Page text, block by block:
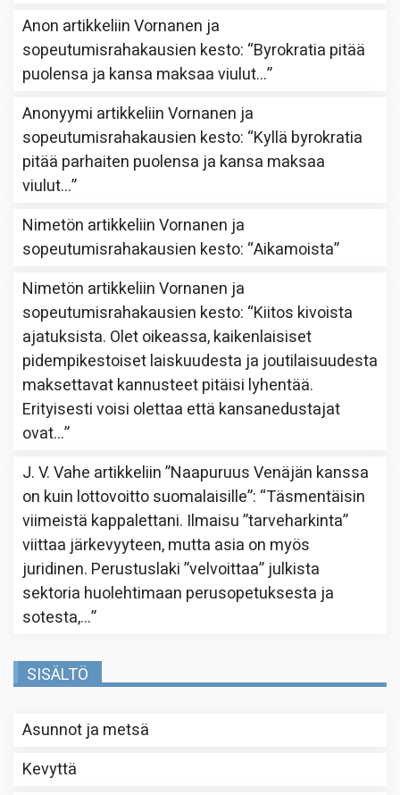
Anon artikkeliinVornanen ja
sopeutumisrahakausien kesto: “Byrokratia pitää
puolensa ja kansa maksaa viulut…”
Anonyymi artikkeliinVornanen ja
sopeutumisrahakausien kesto: “Kyllä byrokratia
pitää parhaiten puolensa ja kansa maksaa
viulut…”
Nimetön artikkeliinVornanen ja
sopeutumisrahakausien kesto: “Aikamoista”
Nimetön artikkeliinVornanen ja
sopeutumisrahakausien kesto: “Kiitos kivoista
ajatuksista. Olet oikeassa, kaikenlaisiset
pidempikestoiset laiskuudesta ja joutilaisuudesta
maksettavat kannusteet pitäisi lyhentää.
Erityisesti voisi olettaa että kansanedustajat
ovat…”
J. V. Vahe artikkeliin”Naapuruus Venäjän kanssa
on kuin lottovoitto suomalaisille”: “Täsmentäisin
viimeistä kappalettani. Ilmaisu ”tarveharkinta”
viittaa järkevyyteen, mutta asia on myös
juridinen. Perustuslaki ”velvoittaa” julkista
sektoria huolehtimaan perusopetuksesta ja
sotesta,…”
SISÄLTÖ
Asunnot ja metsä
Kevyttä